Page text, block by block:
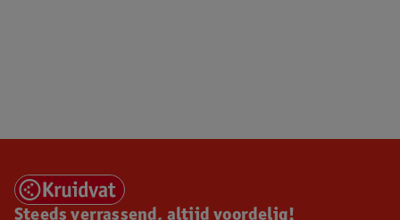
Steeds verrassend, altijd voordelig!